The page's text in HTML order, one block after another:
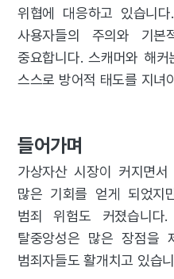
위협에 대응하고 있습니
사용자들의 주의와 기
중요합니다. 스캐머와 해커
스스로 방어적 태도를 지녀
들어가며
가상자산 시장이 커지면
많은 기회를 얻게 되었지
범죄 위험도 커졌습니다
탈중앙성은 많은 장점을
범죄자들도 활개치고 있습